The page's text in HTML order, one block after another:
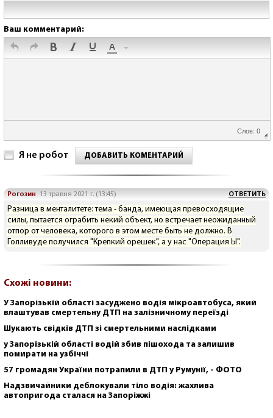
Ваш комментарий:
Слов: 0
Я не робот ДОБАВИТЬ КОМЕНТАРИЙ
Рогозин 13 травня 2021 г. (13:45) ОТВЕТИТЬ
Разница в менталитете: тема - банда, имеющая превосходящие
силы, пытается ограбить некий объект, но встречает неожиданный
отпор от человека, которого в этом месте быть не должно. В
Голливуде получился "Крепкий орешек", а у нас "Операция Ы".
Схожі новини:
У Запорізькій області засуджено водія мікроавтобуса, який
влаштував смертельну ДТП на залізничному переїзді
Шукають свідків ДТП зі смертельними наслідками
у Запорізькій області водій збив пішохода та залишив
помирати на узбіччі
57 громадян України потрапили в ДТП у Румунії, - ФОТО
Надзвичайники деблокували тіло водія: жахлива
автопригода сталася на Запоріжжі